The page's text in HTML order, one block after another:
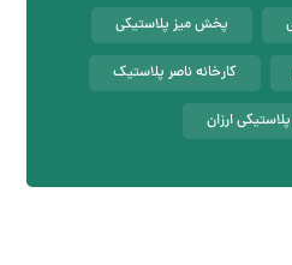
پخش میز پلاستیکی
کارخانه ناصر پلاستیک
ارزان